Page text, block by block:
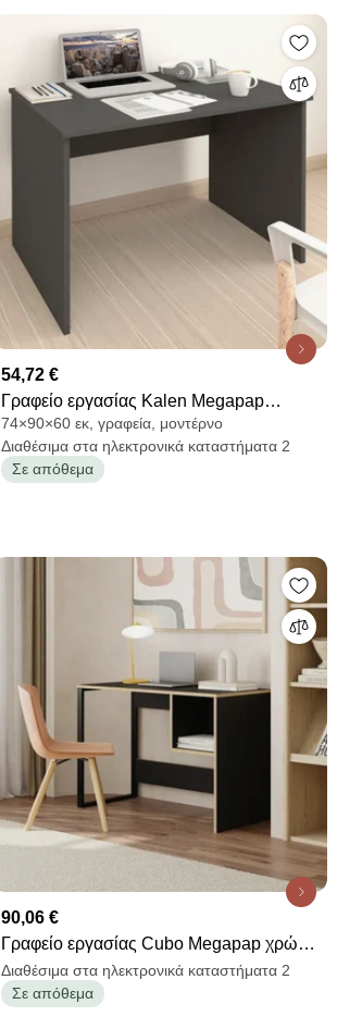
54,72 €
Γραφείο εργασίας Kalen Megapap
χρώμα ανθρακί 90x60x74εκ.
74×90×60 εκ, γραφεία, μοντέρνο
Διαθέσιμα στα ηλεκτρονικά καταστήματα 2
Σε απόθεμα
90,06 €
Γραφείο εργασίας Cubo Megapap χρώμα
black wood 110x50x75εκ.
Διαθέσιμα στα ηλεκτρονικά καταστήματα 2
Σε απόθεμα